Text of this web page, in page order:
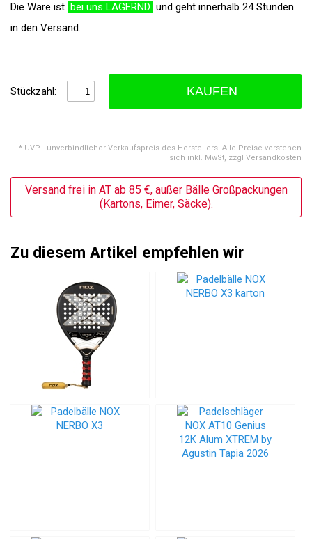
Die Ware ist bei uns LAGERND und geht innerhalb 24 Stunden
in den Versand.
Stückzahl: KAUFEN
* UVP - unverbindlicher Verkaufspreis des Herstellers. Alle Preise verstehen
sich inkl. MwSt, zzgl Versandkosten
Versand frei in AT ab 85 €, außer Bälle Großpackungen
(Kartons, Eimer, Säcke).
Zu diesem Artikel empfehlen wir